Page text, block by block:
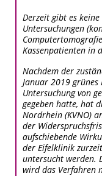
Derzeit gibt es
Untersuchungen
Kassenpatienten in
Nachdem der
Januar 2019
Untersuchung von
gegeben hatte, hat
Nordrhein (KVNO)
der
aufschiebende
der Eifelklinik
untersucht werden.
wird das Verfahren